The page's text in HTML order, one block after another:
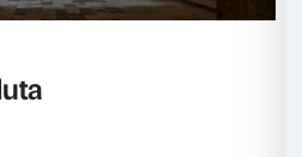
Accetta selezionati